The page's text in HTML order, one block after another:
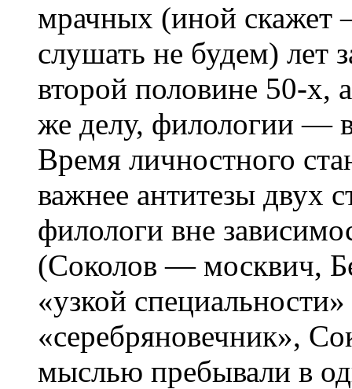
мрачных (иной скажет
слушать не будем) лет
второй половине 50-
же делу, филологии —
Время личностного
важнее антитезы двух
филологи вне
(Соколов — москвич,
«узкой
«серебряновечник»,
мыслью пребывали в